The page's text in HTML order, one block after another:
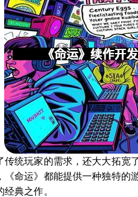
统玩家的需求，还大大拓
命运》都能提供一种独特
典之作。